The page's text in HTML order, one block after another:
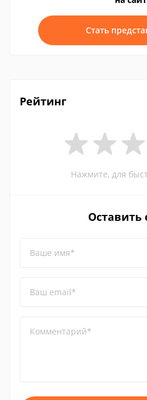
Стать
Рейтинг
Нажмите, для
Оставить
Ваше имя*
Ваш email*
Комментарий*